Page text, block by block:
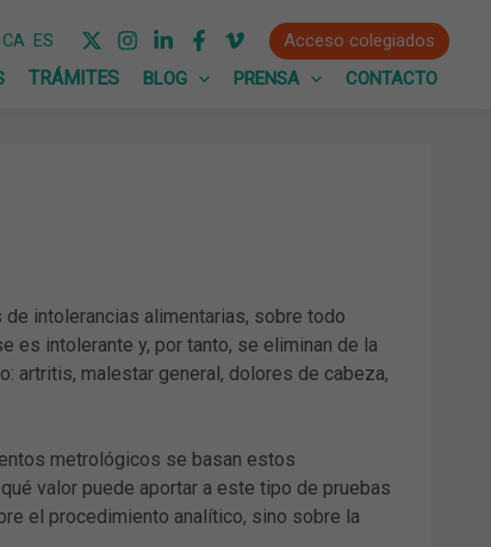
CA ES
Acceso colegiados
BLOG PRENSA CONTACTO
intolerancias alimentarias, sobre todo
es intolerante y, por tanto, se eliminan de la
artritis, malestar general, dolores de cabeza,
metrológicos se basan estos
valor puede aportar a este tipo de pruebas
el procedimiento analítico, sino sobre la